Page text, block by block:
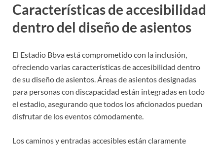
Características de accesibilidad
dentro del diseño de asientos
El Estadio Bbva está comprometido con la inclusión,
ofreciendo varias características de accesibilidad dentro
de su diseño de asientos. Áreas de asientos designadas
para personas con discapacidad están integradas en todo
el estadio, asegurando que todos los aficionados puedan
disfrutar de los eventos cómodamente.
Los caminos y entradas accesibles están claramente